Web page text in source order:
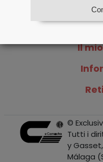
Il
©
Tutti i
y
Málaga